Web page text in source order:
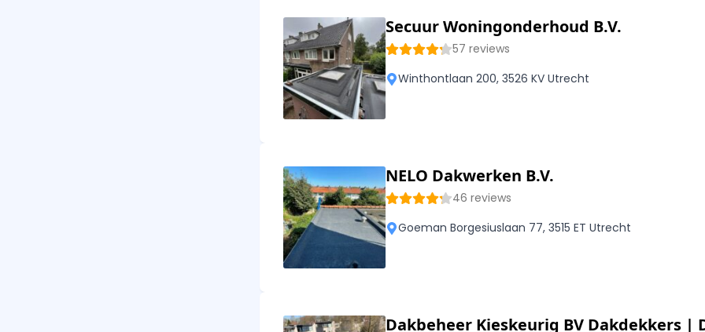
Secuur Woningonderhoud B.V.
57 reviews
Winthontlaan 200, 3526 KV Utrecht
NELO Dakwerken B.V.
46 reviews
Goeman Borgesiuslaan 77, 3515 ET Utrecht
Dakbeheer Kieskeurig BV Dakdekkers